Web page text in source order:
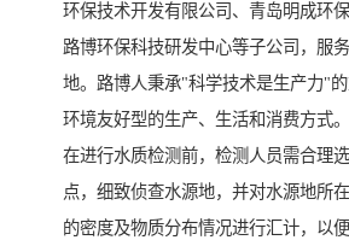
环保技术开发有限公司、青岛明成环保
路博环保科技研发中心等子公司，服
地。路博人秉承"科学技术是生产力"
环境友好型的生产、生活和消费方式。
在进行水质检测前，检测人员需合理
点，细致侦查水源地，并对水源地所
的密度及物质分布情况进行汇计，以